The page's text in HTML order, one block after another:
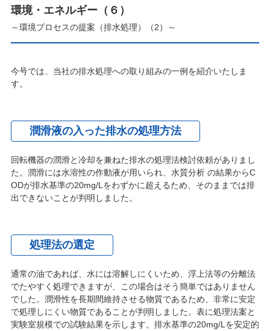
環境・エネルギー（６）
～環境プロセスの提案（排水処理）（2）～
今号では、当社の排水処理への取り組みの一例を紹介いたしま
す。
潤滑液の入った排水の処理方法
回転機器の潤滑と冷却を兼ねた排水の処理法検討依頼がありまし
た。潤滑には水溶性の作動液が用いられ、水質分析 の結果からC
ODが排水基準の20mg/Lをわずかに超えるため、そのままでは排
出できないことが判明しました。
処理法の選定
通常の油であれば、水には溶解しにくいため、浮上法等の分離法
でたやすく処理できますが、この場合はそう簡単ではありません
でした。潤滑性を長期間維持させる物質であるため、非常に安定
で処理しにくい物質であることが判明しました。表に処理法案と
実験室規模での試験結果を示します。排水基準の20mg/Lを安定的